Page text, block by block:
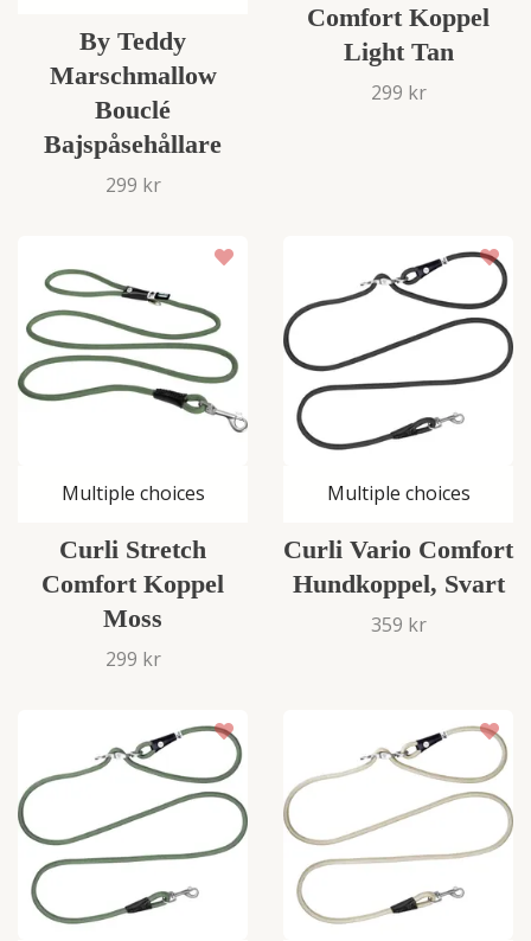
By Teddy
Marschmallow
Bouclé
Bajspåsehållare
299 kr
Comfort Koppel
Light Tan
299 kr
Multiple choices
Curli Stretch
Comfort Koppel
Moss
299 kr
Multiple choices
Curli Vario Comfort
Hundkoppel, Svart
359 kr